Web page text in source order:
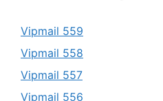
Vipmail 559
Vipmail 558
Vipmail 557
Vipmail 556